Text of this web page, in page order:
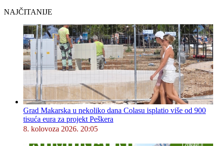
NAJČITANIJE
Grad Makarska u nekoliko dana Colasu isplatio više od 900
tisuća eura za projekt Peškera
8. kolovoza 2026. 20:05